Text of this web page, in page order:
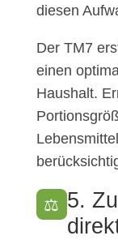
diesen
Der TM7
einen
Haushalt.
⚖ 5.